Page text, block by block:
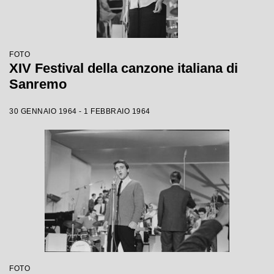
FOTO
XIV Festival della canzone italiana di
Sanremo
30 GENNAIO 1964 - 1 FEBBRAIO 1964
FOTO